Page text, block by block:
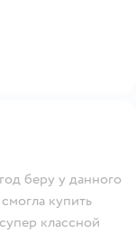
беру у данного
купить
классной